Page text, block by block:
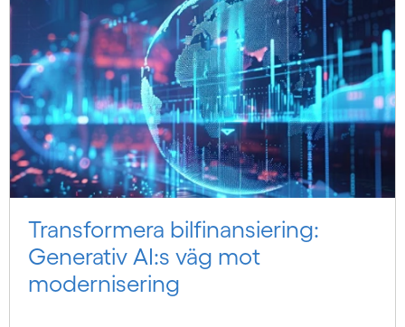
Transformera bilfinansiering:
Generativ AI:s väg mot
modernisering